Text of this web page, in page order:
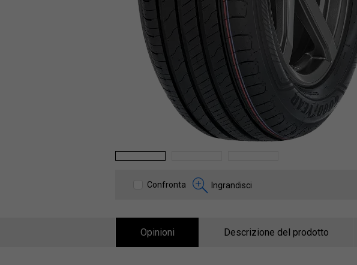
Confronta Ingrandisci
Opinioni Descrizione del prodotto